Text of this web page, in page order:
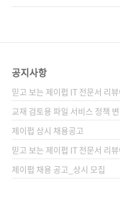
기에 21세기식 사고를 한 사람. 그리고
지고 있는지 아십니까? 흔히 알려진
제2차 세계대전 때 독일 해군의 암호장
마의 해독 작업입니다. 암호 해독에
할을 하면서 그의 이름이 알려졌습니
사실 그보다 중요한 것은 그가 발명..
공지사항
믿고 보는 제이펍 IT 전문서 리
교재 검토용 파일 서비스 정책
제이펍 상시 채용공고
믿고 보는 제이펍 IT 전문서 리
제이펍 채용 공고_상시 모집